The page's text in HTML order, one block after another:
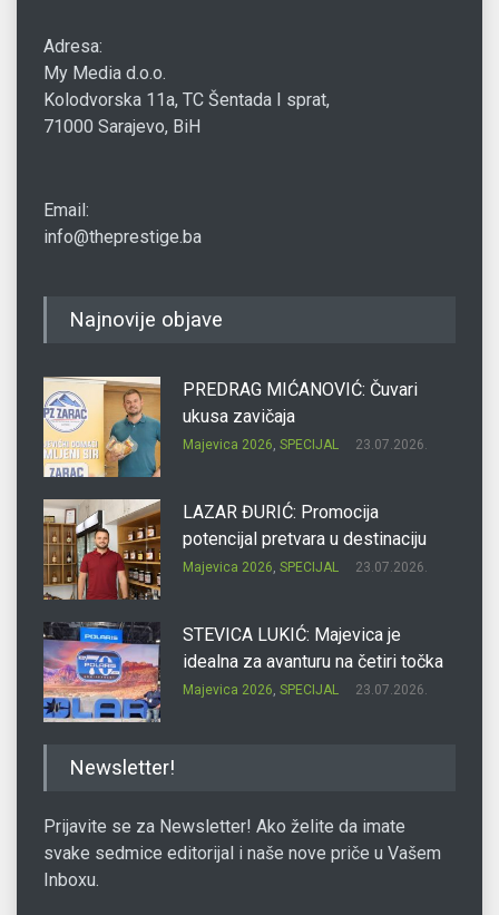
Adresa:
My Media d.o.o.
Kolodvorska 11a, TC Šentada I sprat,
71000 Sarajevo, BiH
Email:
info@theprestige.ba
Najnovije objave
PREDRAG MIĆANOVIĆ: Čuvari
ukusa zavičaja
Majevica 2026, SPECIJAL 23.07.2026.
LAZAR ĐURIĆ: Promocija
potencijal pretvara u destinaciju
Majevica 2026, SPECIJAL 23.07.2026.
STEVICA LUKIĆ: Majevica je
idealna za avanturu na četiri točka
Majevica 2026, SPECIJAL 23.07.2026.
Newsletter!
Prijavite se za Newsletter! Ako želite da imate
svake sedmice editorijal i naše nove priče u Vašem
Inboxu.